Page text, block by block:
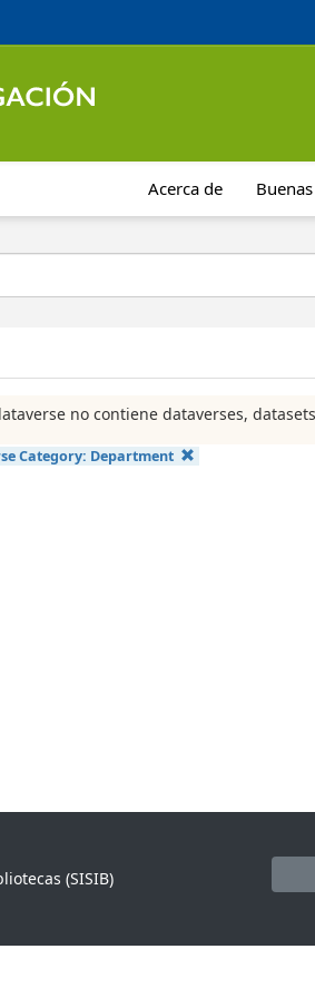
Acerca de
no contiene dataverses,
Category: Department
(SISIB)